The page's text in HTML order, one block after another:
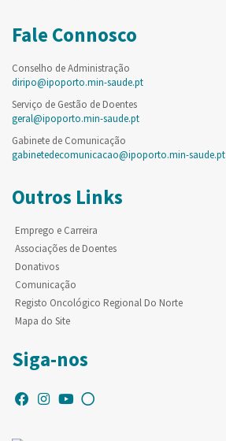
Fale Connosco
Conselho de Administração
diripo@ipoporto.min-saude.pt
Serviço de Gestão de Doentes
geral@ipoporto.min-saude.pt
Gabinete de Comunicação
gabinetedecomunicacao@ipoporto.min-saude.pt
Outros Links
Emprego e Carreira
Associações de Doentes
Donativos
Comunicação
Registo Oncológico Regional Do Norte
Mapa do Site
Siga-nos